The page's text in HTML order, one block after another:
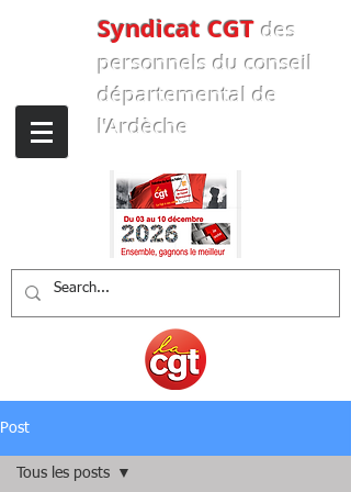
Syndicat CGT des
personnels du conseil
départemental de
l'Ardèche
Post
Tous les posts